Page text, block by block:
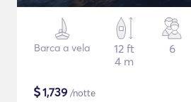
Barca a vela
12 ft
4 m
6
$1,739 /notte